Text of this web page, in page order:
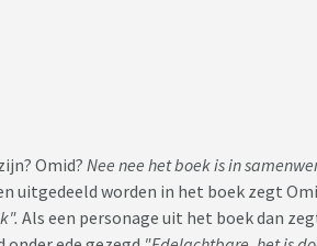
Omid?Nee nee het boek is in
uitgedeeld worden in het boek zegt
Als een personage uit het boek dan